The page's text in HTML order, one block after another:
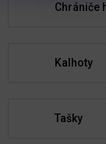
Chrániče
Kalhoty
Tašky